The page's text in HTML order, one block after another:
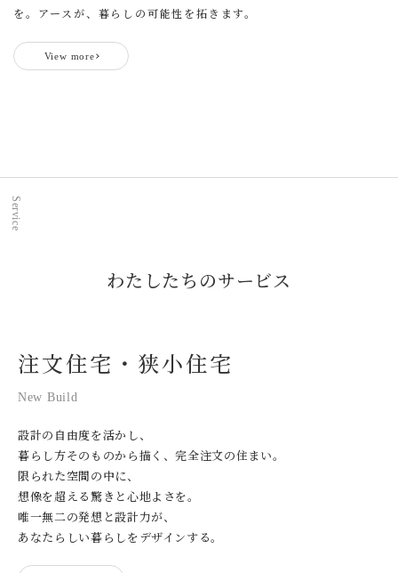
を。アースが、暮らしの可能性を拓きます。
View more
Service
わたしたちのサービス
注文住宅・狭小住宅
New Build
設計の自由度を活かし、
暮らし方そのものから描く、完全注文の住まい。
限られた空間の中に、
想像を超える驚きと心地よさを。
唯一無二の発想と設計力が、
あなたらしい暮らしをデザインする。